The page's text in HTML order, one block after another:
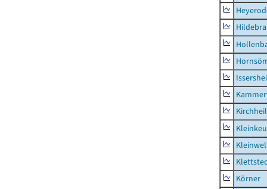
Körner